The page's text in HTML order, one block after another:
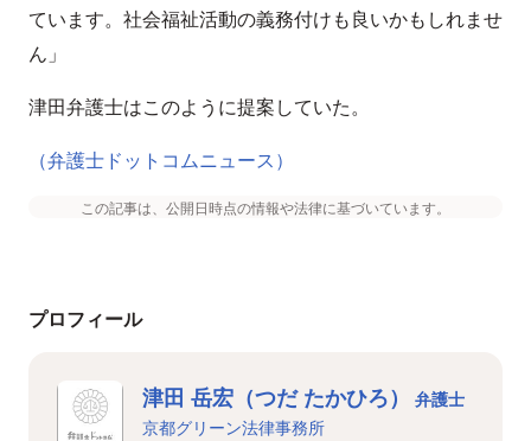
ています。社会福祉活動の義務付けも良いかもしれませ
ん」
津田弁護士はこのように提案していた。
（弁護士ドットコムニュース）
この記事は、公開日時点の情報や法律に基づいています。
プロフィール
津田 岳宏（つだ たかひろ）
弁護士
京都グリーン法律事務所